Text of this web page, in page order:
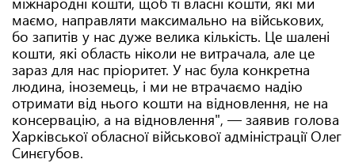
маємо, направляти максимально на військових,
бо запитів у нас дуже велика кількість. Це шалені
кошти, які область ніколи не витрачала, але це
зараз для нас пріоритет. У нас була конкретна
людина, іноземець, і ми не втрачаємо надію
отримати від нього кошти на відновлення, не на
консервацію, а на відновлення", — заявив голова
Харківської обласної військової адміністрації Олег
Синєгубов.